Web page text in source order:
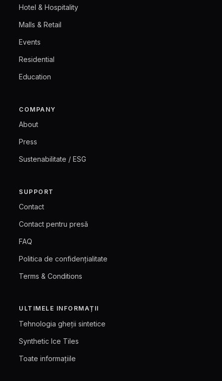
Hotel & Hospitality
Malls & Retail
Events
Residential
Education
COMPANY
About
Press
Sustenabilitate / ESG
SUPPORT
Contact
Contact pentru presă
FAQ
Politica de confidențialitate
Terms & Conditions
ULTIMELE INFORMAȚII
Tehnologia gheții sintetice
Synthetic Ice Tiles
Toate informațiile